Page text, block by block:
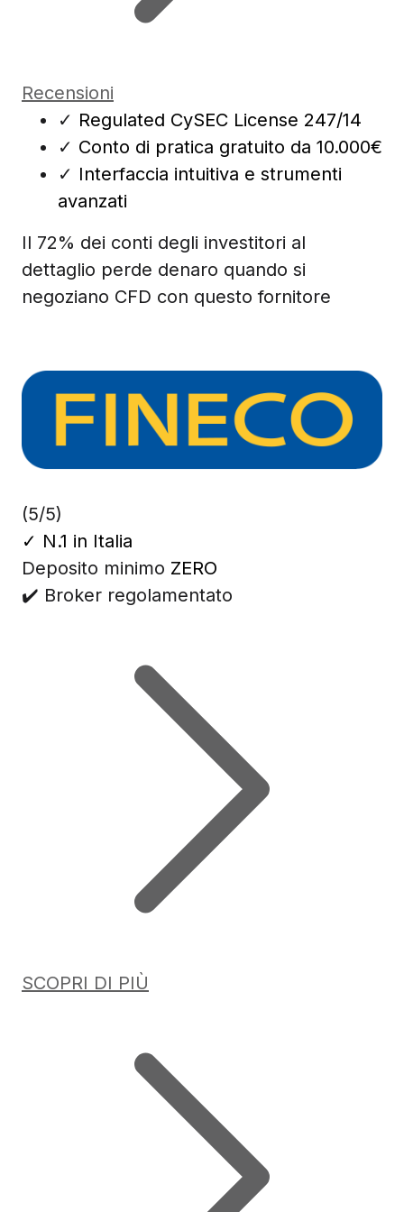
Recensioni
✓ Regulated CySEC License 247/14
✓ Conto di pratica gratuito da 10.000€
✓ Interfaccia intuitiva e strumenti
avanzati
Il 72% dei conti degli investitori al
dettaglio perde denaro quando si
negoziano CFD con questo fornitore
(5/5)
✓ N.1 in Italia
Deposito minimo ZERO
✔️ Broker regolamentato
SCOPRI DI PIÙ